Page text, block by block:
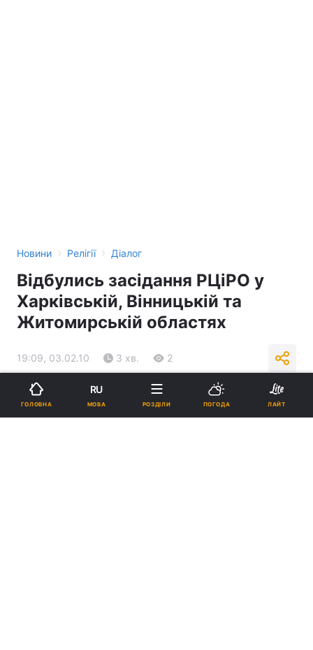
Новини › Релігії › Діалог
Відбулись засідання РЦiPO у
Харківській, Вінницькій та
Житомирській областях
19:09, 03.02.10 3 хв. 2
Підпишіться на нас в Google
ГОЛОВНА
RU
МОВА РОЗДІЛИ ПОГОДА ЛАЙТ